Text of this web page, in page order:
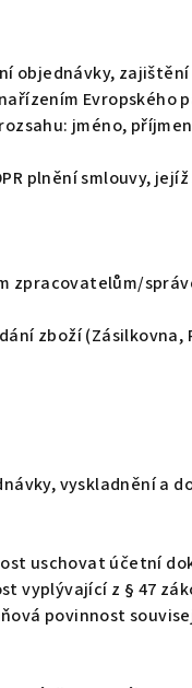
objednávky,
Evropského
jméno,
plnění smlouvy,
zpracovatelům/
zboží (Zásilkovna,
vyskladnění a
uschovat účetní
vyplývající z § 47
povinnost